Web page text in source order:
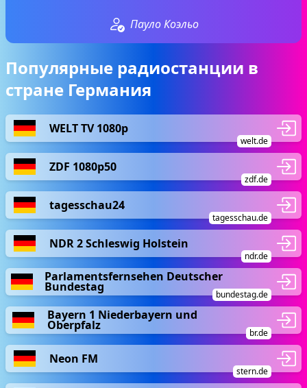
Пауло Коэльо
Популярные радиостанции в
стране Германия
WELT TV 1080p
welt.de
ZDF 1080p50
zdf.de
tagesschau24
tagesschau.de
NDR 2 Schleswig Holstein
ndr.de
Parlamentsfernsehen Deutscher
Bundestag
bundestag.de
Bayern 1 Niederbayern und
Oberpfalz
br.de
Neon FM
stern.de